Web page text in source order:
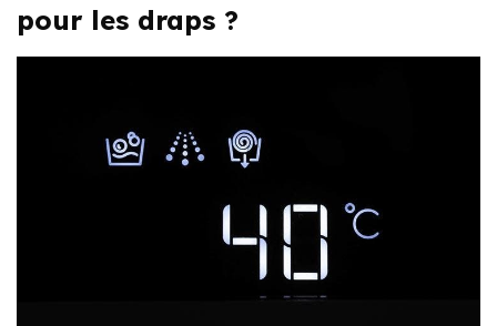
pour les draps ?